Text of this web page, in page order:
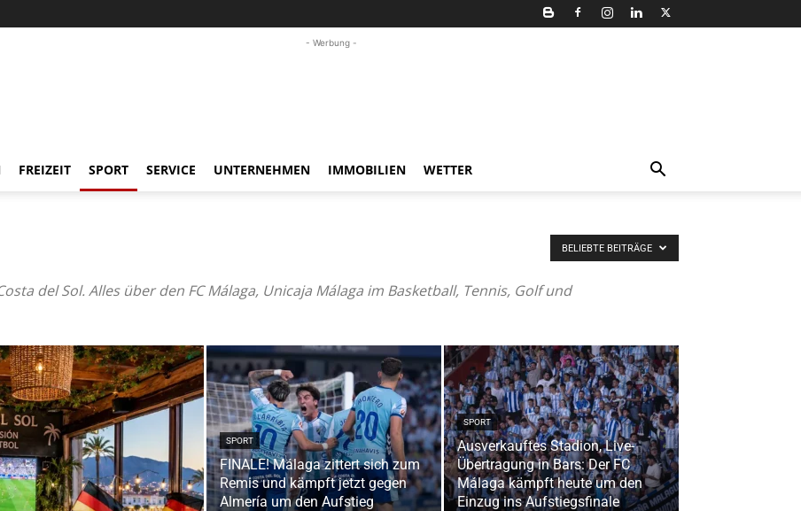
- Werbung -
FREIZEIT SPORT SERVICE UNTERNEHMEN IMMOBILIEN WETTER
del Sol. Alles über den FC Málaga, Unicaja Málaga im Basketball, Tennis, Golf und
BELIEBTE BEITRÄGE
SPORT
FINALE! Málaga zittert sich zum
Remis und kämpft jetzt gegen
Almería um den Aufstieg
SPORT
Ausverkauftes Stadion, Live-
Übertragung in Bars: Der FC
Málaga kämpft heute um den
Einzug ins Aufstiegsfinale